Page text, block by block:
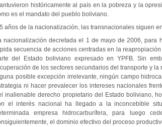
históricamente al país en la pobreza y la
es el mandato del pueblo boliviano.
años de la nacionalización, las transnacionales siguen
nacionalización decretada el 1 de mayo de 2006,
secuencia de acciones centradas en la
del Estado boliviano expresado en YPFB. Sin
de los sectores secundarios del transporte y
posible excepción irrelevante, ningún campo
ni hacer prevalecer los intereses nacionales
inalienable derecho propietario del Estado boliviano,
el interés nacional ha llegado a la inconcebible
empresa hidrocarburífera, para luego
el dominio efectivo del proceso